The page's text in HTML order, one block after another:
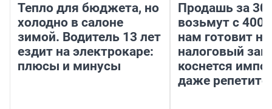
Тепло для бюджета, но
холодно в салоне
зимой. Водитель 13 лет
ездит на электрокаре:
плюсы и минусы
Продашь за
возьмут с
нам готовит
налоговый
коснется
даже